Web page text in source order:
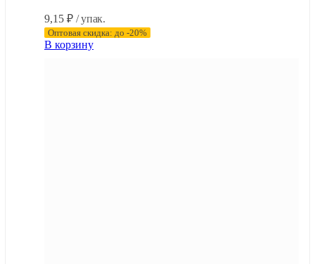
9,15 ₽ / упак.
Оптовая скидка: до -20%
В корзину